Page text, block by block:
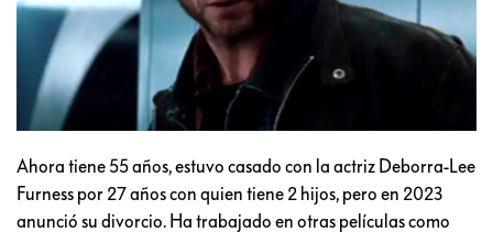
Ahora tiene 55 años, estuvo casado con la actriz Deborra-Lee
Furness por 27 años con quien tiene 2 hijos, pero en 2023
anunció su divorcio. Ha trabajado en otras películas como